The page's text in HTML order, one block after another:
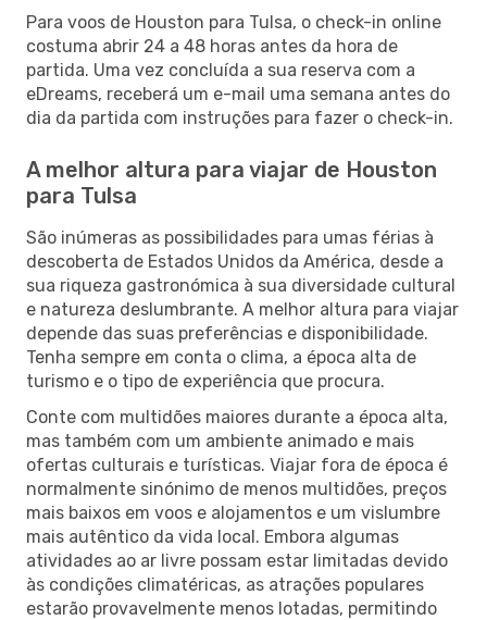
Para voos de Houston para Tulsa, o check-in online
costuma abrir 24 a 48 horas antes da hora de
partida. Uma vez concluída a sua reserva com a
eDreams, receberá um e-mail uma semana antes do
dia da partida com instruções para fazer o check-in.
A melhor altura para viajar de Houston
para Tulsa
São inúmeras as possibilidades para umas férias à
descoberta de Estados Unidos da América, desde a
sua riqueza gastronómica à sua diversidade cultural
e natureza deslumbrante. A melhor altura para viajar
depende das suas preferências e disponibilidade.
Tenha sempre em conta o clima, a época alta de
turismo e o tipo de experiência que procura.
Conte com multidões maiores durante a época alta,
mas também com um ambiente animado e mais
ofertas culturais e turísticas. Viajar fora de época é
normalmente sinónimo de menos multidões, preços
mais baixos em voos e alojamentos e um vislumbre
mais autêntico da vida local. Embora algumas
atividades ao ar livre possam estar limitadas devido
às condições climatéricas, as atrações populares
estarão provavelmente menos lotadas, permitindo